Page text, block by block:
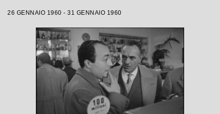
26 GENNAIO 1960 - 31 GENNAIO 1960